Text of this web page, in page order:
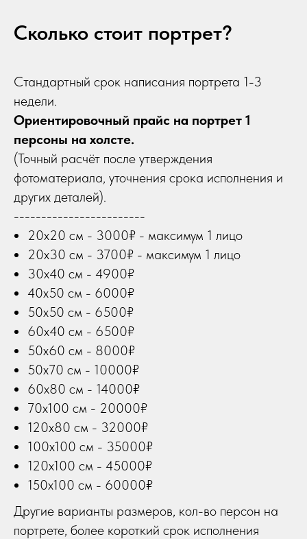
Сколько стоит портрет?
Стандартный срок написания портрета 1-3
недели.
Ориентировочный прайс на портрет 1
персоны на холсте.
(Точный расчёт после утверждения
фотоматериала, уточнения срока исполнения и
других деталей).
------------------------
20х20 см - 3000₽ - максимум 1 лицо
20х30 см - 3700₽ - максимум 1 лицо
30х40 см - 4900₽
40х50 см - 6000₽
50х50 см - 6500₽
60х40 см - 6500₽
50х60 см - 8000₽
50х70 см - 10000₽
60х80 см - 14000₽
70х100 см - 20000₽
120х80 см - 32000₽
100х100 см - 35000₽
120х100 см - 45000₽
150х100 см - 60000₽
Другие варианты размеров, кол-во персон на
портрете, более короткий срок исполнения